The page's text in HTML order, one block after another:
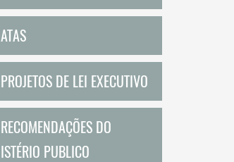
ATAS
PROJETOS DE LEI EXECUTIVO
RECOMENDAÇÕES DO
PUBLICO